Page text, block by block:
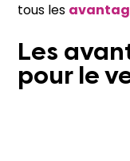
tous les
Les
pour le